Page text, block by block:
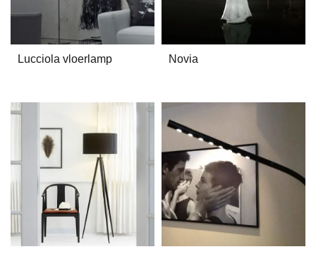
Lucciola vloerlamp Novia